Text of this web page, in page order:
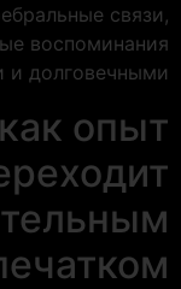
связи,
воспоминания
долговечными.
опыт